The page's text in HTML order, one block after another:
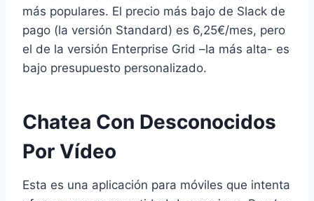
más populares. El precio más bajo de Slack de
pago (la versión Standard) es 6,25€/mes, pero
el de la versión Enterprise Grid –la más alta- es
bajo presupuesto personalizado.
Chatea Con Desconocidos
Por Vídeo
Esta es una aplicación para móviles que intenta